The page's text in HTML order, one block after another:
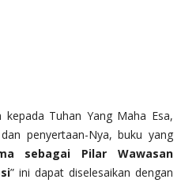
Tuhan Yang Maha Esa,
penyertaan-Nya, buku yang
sebagai Pilar Wawasan
” ini dapat diselesaikan dengan